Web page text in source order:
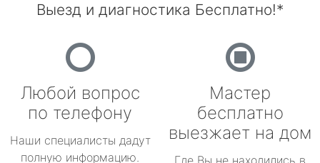
Выезд и диагностика Бесплатно!*
Любой вопрос
по телефону
Наши специалисты дадут
полную информацию.
Мастер
бесплатно
выезжает на дом
Где Вы не находились в